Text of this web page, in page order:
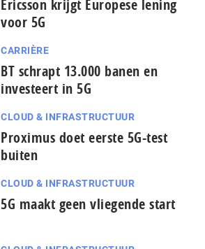
Ericsson krijgt Europese lening
voor 5G
CARRIÈRE
BT schrapt 13.000 banen en
investeert in 5G
CLOUD & INFRASTRUCTUUR
Proximus doet eerste 5G-test
buiten
CLOUD & INFRASTRUCTUUR
5G maakt geen vliegende start